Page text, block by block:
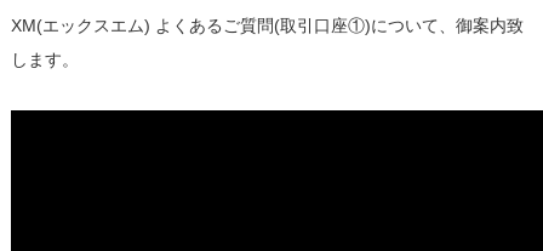
XM(エックスエム) よくあるご質問(取引口座①)について、御案内致
します。